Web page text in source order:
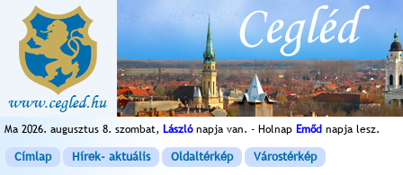
Ma 2026. augusztus 8. szombat, Lászlónapja van. - Holnap Emőd napja lesz.
Címlap Hírek- aktuális Oldaltérkép Várostérkép